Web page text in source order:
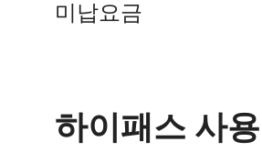
미납요금
하이패스 사